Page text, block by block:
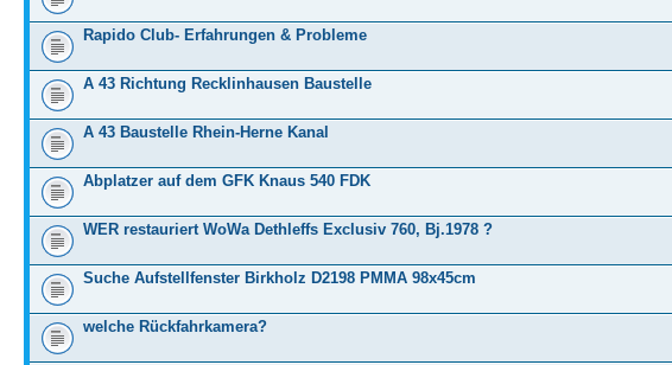
Rapido Club- Erfahrungen & Probleme
A 43 Richtung Recklinhausen Baustelle
A 43 Baustelle Rhein-Herne Kanal
Abplatzer auf dem GFK Knaus 540 FDK
WER restauriert WoWa Dethleffs Exclusiv 760, Bj.1978 ?
Suche Aufstellfenster Birkholz D2198 PMMA 98x45cm
welche Rückfahrkamera?